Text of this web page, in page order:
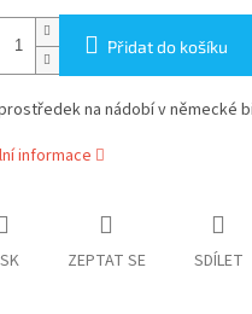
Přidat do košíku
na nádobí v německé
informace
ZEPTAT SE SDÍLET